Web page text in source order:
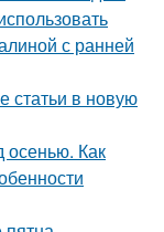
с ранней
статьи в новую
осенью. Как